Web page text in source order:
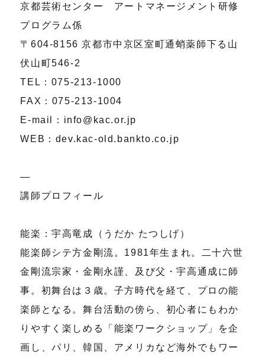
京都芸術センター アートマネージメント研修
プログラム係
〒604-8156 京都市中京区室町通蛸薬師下る山
伏山町546-2
TEL：075-213-1000
FAX：075-213-1004
E-mail：info@kac.or.jp
WEB：dev.kac-old.bankto.co.jp
―
講師プロフィール
能楽：宇高竜成（うだか たつしげ）
能楽師シテ方金剛流。1981年生まれ。二十六世
金剛流宗家・金剛永謹、及び父・宇高通成に師
事。初舞台は３歳。子方時代を経て、プロの能
楽師となる。舞台活動の傍ら、初心者にもわか
りやすく楽しめる「能楽ワークショップ」を企
画し、パリ、韓国、アメリカなど海外でもワー